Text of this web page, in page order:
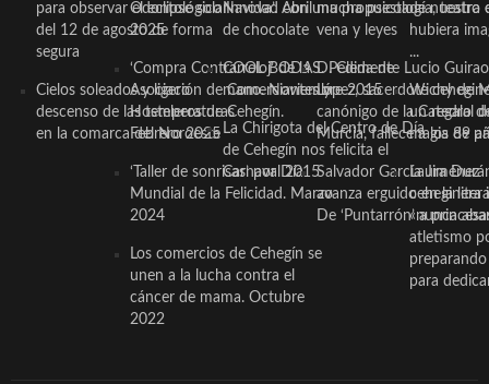
para observar el eclipse solar
del 12 de agosto de forma
segura
Cielos soleados y ligero
descenso de las temperaturas
en la comarca del Noroeste
Odontológico Innova’. Abril
2025
‘Compra Contrarreloj’ de la
Asociación de Comerciantes y
Hosteleros de Cehegín.
Febrero 2025
‘Taller de sonrisas’ por Día
Mundial de la Felicidad. Marzo
2024
Los comercios de Cehegín se
unen a la lucha contra el
cáncer de mama. Octubre
2022
Navidad con una propuesta
de chocolate
COOL BODAS. Pedida de
mano. Noviembre 2015
La Chirigota del Centro de Día
de Cehegín nos felicita el
Carnaval 2015
mucha psicología, teatro
vena y leyes
D. Clemente Lucio Guirao
López, sacerdote
canónigo de la Catedral
Murcia, fallece a los 89
Salvador García Jiménez
avanza erguido en la
De ‘Puntarrón’ a
de nuestra
hubiera
...
Wichy de
un regalo
magia de
Laura
ceheginera
«nunca
atletismo
para